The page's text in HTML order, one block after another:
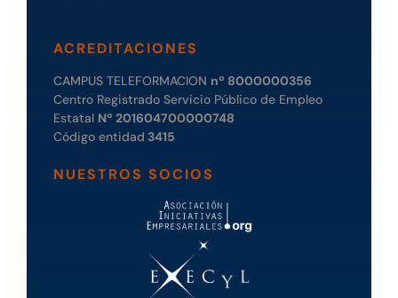
ACREDITACIONES
CAMPUS TELEFORMACION nº 8000000356
Centro Registrado Servicio Público de Empleo
Estatal Nº 201604700000748
Código entidad 3415
NUESTROS SOCIOS